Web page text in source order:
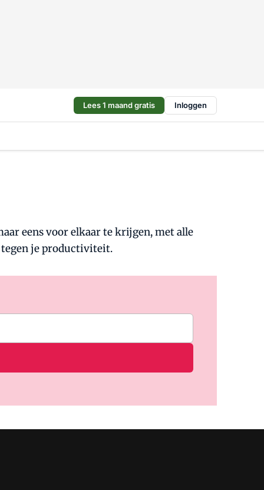
Lees 1 maand gratis Inloggen
eens voor elkaar te krijgen, met alle
tegen je productiviteit.